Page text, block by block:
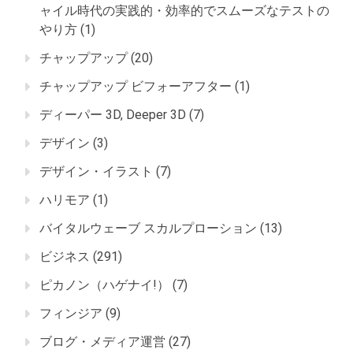
ャイル時代の実践的・効率的でスムーズなテストの
やり方 (1)
チャップアップ(20)
チャップアップ ビフォーアフター (1)
ディーパー 3D, Deeper 3D (7)
デザイン (3)
デザイン・イラスト (7)
ハリモア (1)
バイタルウェーブ スカルプローション (13)
ビジネス (291)
ピカノン（ハゲナイ!）
(7)
フィンジア (9)
ブログ・メディア運営 (27)